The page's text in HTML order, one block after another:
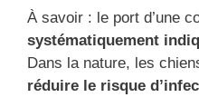
À savoir : le port d’une
systématiquement
Dans la nature, les
réduire le risque